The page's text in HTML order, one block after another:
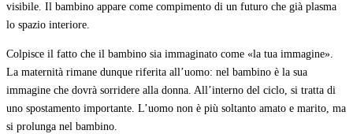
visibile. Il bambino appare come compimento di un futuro che già plasma
lo spazio interiore.
Colpisce il fatto che il bambino sia immaginato come «la tua immagine».
La maternità rimane dunque riferita all’uomo: nel bambino è la sua
immagine che dovrà sorridere alla donna. All’interno del ciclo, si tratta di
uno spostamento importante. L’uomo non è più soltanto amato e marito, ma
si prolunga nel bambino.